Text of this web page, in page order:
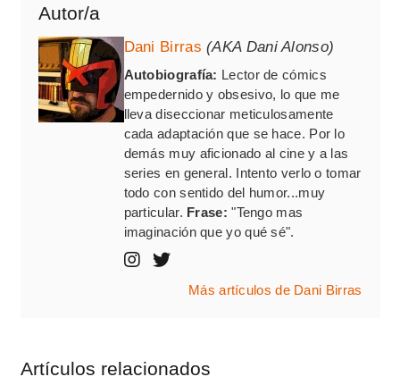
Autor/a
Dani Birras (AKA Dani Alonso)
Autobiografía: Lector de cómics
empedernido y obsesivo, lo que me
lleva diseccionar meticulosamente
cada adaptación que se hace. Por lo
demás muy aficionado al cine y a las
series en general. Intento verlo o tomar
todo con sentido del humor...muy
particular. Frase: "Tengo mas
imaginación que yo qué sé".
Más artículos de Dani Birras
Artículos relacionados